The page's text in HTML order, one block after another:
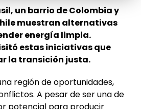
un barrio de Colombia y
muestran alternativas
energía limpia.
estas iniciativas que
la transición justa.
región de oportunidades,
A pesar de ser una de